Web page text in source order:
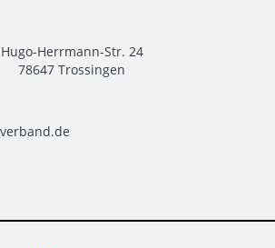
Hugo-Herrmann-Str. 24
78647 Trossingen